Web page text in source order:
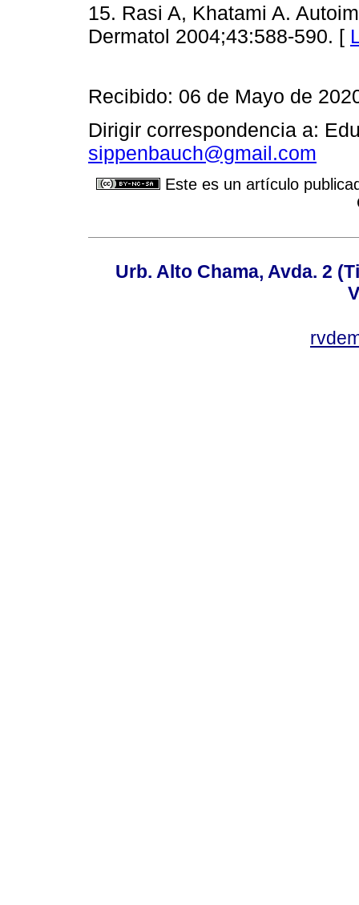
15. Rasi A, Khatami A.
Dermatol 2004;43:588-590. [
Recibido: 06 de Mayo de
Dirigir correspondencia a:
sippenbauch@gmail.com
Este es un artículo
Urb. Alto Chama, Avda. 2